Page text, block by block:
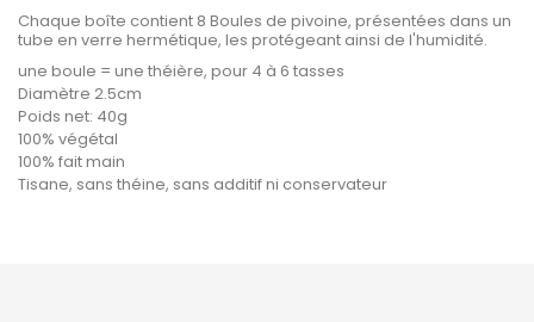
Chaque boîte contient 8 Boules de pivoine, présentées dans un
tube en verre hermétique, les protégeant ainsi de l'humidité.
une boule = une théière, pour 4 à 6 tasses
Diamètre 2.5cm
Poids net: 40g
100% végétal
100% fait main
Tisane, sans théine, sans additif ni conservateur